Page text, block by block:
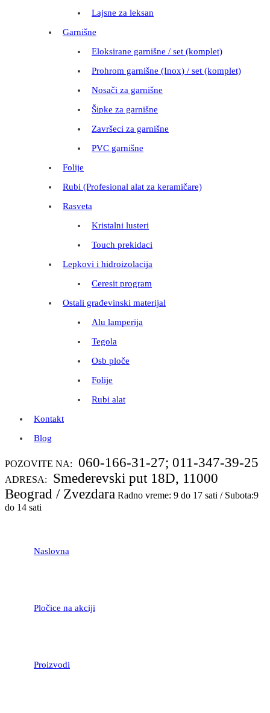
Lajsne za leksan
Garnišne
Eloksirane garnišne / set (komplet)
Prohrom garnišne (Inox) / set (komplet)
Nosači za garnišne
Šipke za garnišne
Završeci za garnišne
PVC garnišne
Folije
Rubi (Profesional alat za keramičare)
Rasveta
Kristalni lusteri
Touch prekidaci
Lepkovi i hidroizolacija
Ceresit program
Ostali građevinski materijal
Alu lamperija
Tegola
Osb ploče
Folije
Rubi alat
Kontakt
Blog
POZOVITE NA: 060-166-31-27; 011-347-39-25
ADRESA:
Smederevski put 18D, 11000
Beograd / Zvezdara Radno vreme: 9 do 17 sati / Subota:9
do 14 sati
Naslovna
Pločice na akciji
Proizvodi